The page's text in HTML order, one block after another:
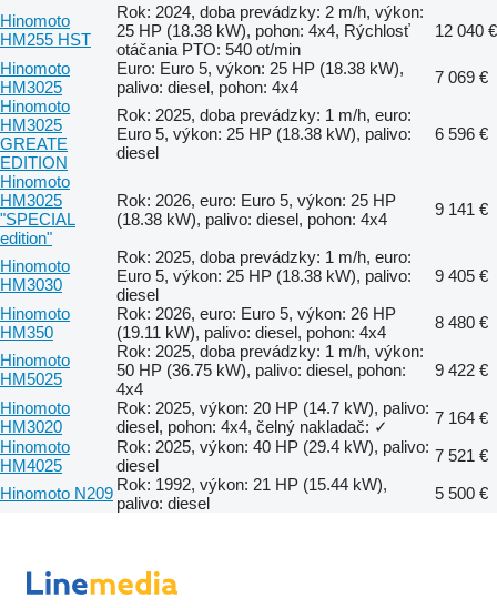
Hinomoto
HM255 HST
Rok: 2024, doba prevádzky: 2 m/h, výkon:
25 HP (18.38 kW), pohon: 4x4, Rýchlosť
otáčania PTO: 540 ot/min
12 040 €
Hinomoto
HM3025
Euro: Euro 5, výkon: 25 HP (18.38 kW),
palivo: diesel, pohon: 4x4
7 069 €
Hinomoto
HM3025
GREATE
EDITION
Rok: 2025, doba prevádzky: 1 m/h, euro:
Euro 5, výkon: 25 HP (18.38 kW), palivo:
diesel
6 596 €
Hinomoto
HM3025
"SPECIAL
edition"
Rok: 2026, euro: Euro 5, výkon: 25 HP
(18.38 kW), palivo: diesel, pohon: 4x4
9 141 €
Hinomoto
HM3030
Rok: 2025, doba prevádzky: 1 m/h, euro:
Euro 5, výkon: 25 HP (18.38 kW), palivo:
diesel
9 405 €
Hinomoto
HM350
Rok: 2026, euro: Euro 5, výkon: 26 HP
(19.11 kW), palivo: diesel, pohon: 4x4
8 480 €
Hinomoto
HM5025
Rok: 2025, doba prevádzky: 1 m/h, výkon:
50 HP (36.75 kW), palivo: diesel, pohon:
4x4
9 422 €
Hinomoto
HM3020
Rok: 2025, výkon: 20 HP (14.7 kW), palivo:
diesel, pohon: 4x4, čelný nakladač: ✓
7 164 €
Hinomoto
HM4025
Rok: 2025, výkon: 40 HP (29.4 kW), palivo:
diesel
7 521 €
Hinomoto N209 Rok: 1992, výkon: 21 HP (15.44 kW),
palivo: diesel
5 500 €